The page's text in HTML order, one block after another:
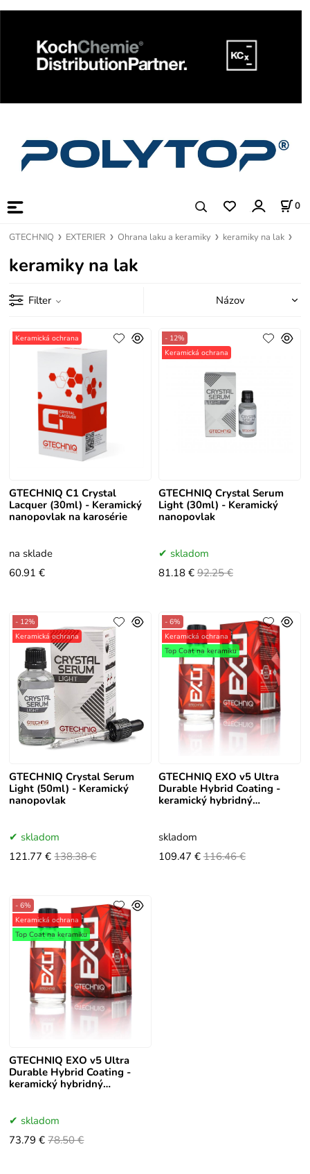
0
GTECHNIQ EXTERIER Ohrana laku a keramiky keramiky na lak
keramiky na lak
Filter
GTECHNIQ C1 Crystal
Lacquer (30ml) - Keramický
nanopovlak na karosérie
Keramická ochrana
na sklade
60.91 €
GTECHNIQ Crystal Serum
Light (30ml) - Keramický
nanopovlak
- 12%
Keramická ochrana
skladom
81.18 € 92.25 €
GTECHNIQ Crystal Serum
Light (50ml) - Keramický
nanopovlak
- 12%
Keramická ochrana
skladom
121.77 € 138.38 €
GTECHNIQ EXO v5 Ultra
Durable Hybrid Coating -
keramický hybridný
- 6%
Keramická ochrana
Top Coat na keramiku
skladom
109.47 € 116.46 €
GTECHNIQ EXO v5 Ultra
Durable Hybrid Coating -
keramický hybridný
- 6%
Keramická ochrana
Top Coat na keramiku
skladom
73.79 € 78.50 €